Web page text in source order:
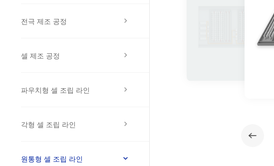
전극 제조 공정
셀 제조 공정
파우치형 셀 조립 라인
각형 셀 조립 라인
원통형 셀 조립 라인
원통형 리튬 배터리 전체 라인